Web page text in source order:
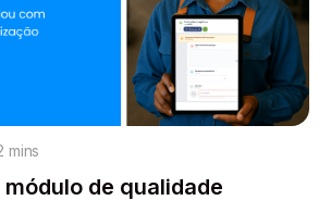
mins
de qualidade